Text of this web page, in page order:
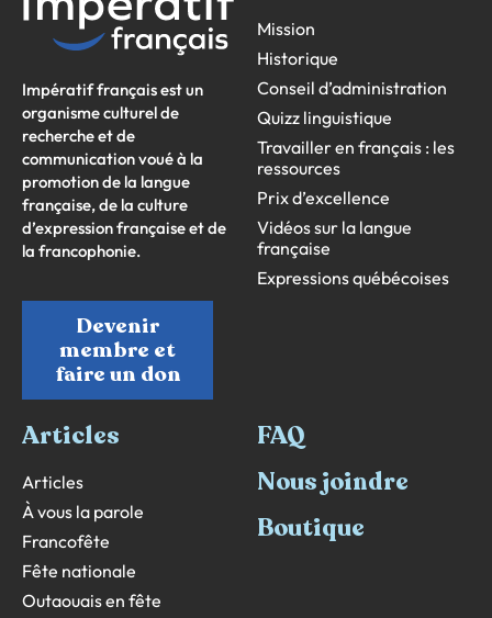
Impératif français est un
organisme culturel de
recherche et de
communication voué à la
promotion de la langue
française, de la culture
d’expression française et de
la francophonie.
Devenir
membre et
faire un don
Mission
Historique
Conseil d’administration
Quizz linguistique
Travailler en français : les
ressources
Prix d’excellence
Vidéos sur la langue
française
Expressions québécoises
Articles
Articles
À vous la parole
Francofête
Fête nationale
Outaouais en fête
FAQ
Nous joindre
Boutique